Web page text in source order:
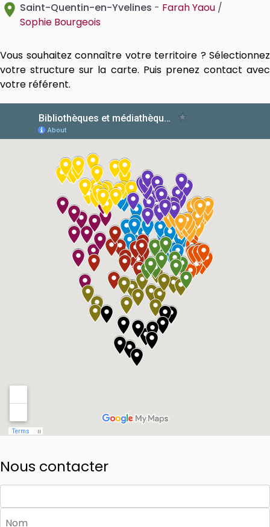
Saint-Quentin-en-Yvelines - Farah Yaou /
Sophie Bourgeois
Vous souhaitez connaître votre territoire ? Sélectionnez
votre structure sur la carte. Puis prenez contact avec
votre référent.
Nous contacter